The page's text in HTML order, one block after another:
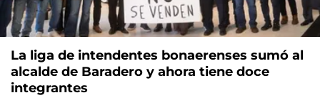
La liga de intendentes bonaerenses sumó al
alcalde de Baradero y ahora tiene doce
integrantes